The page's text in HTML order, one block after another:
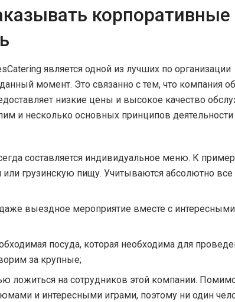
корпоративные
является одной из лучших по организации
момент. Это связанно с тем, что компания
низкие цены и высокое качество
и несколько основных принципов деятельности
составляется индивидуальное меню. К
или грузинскую пищу. Учитываются абсолютно
выездное мероприятие вместе с
посуда, которая необходима для
за крупные;
ложиться на сотрудников этой компании.
и интересными играми, поэтому ни один